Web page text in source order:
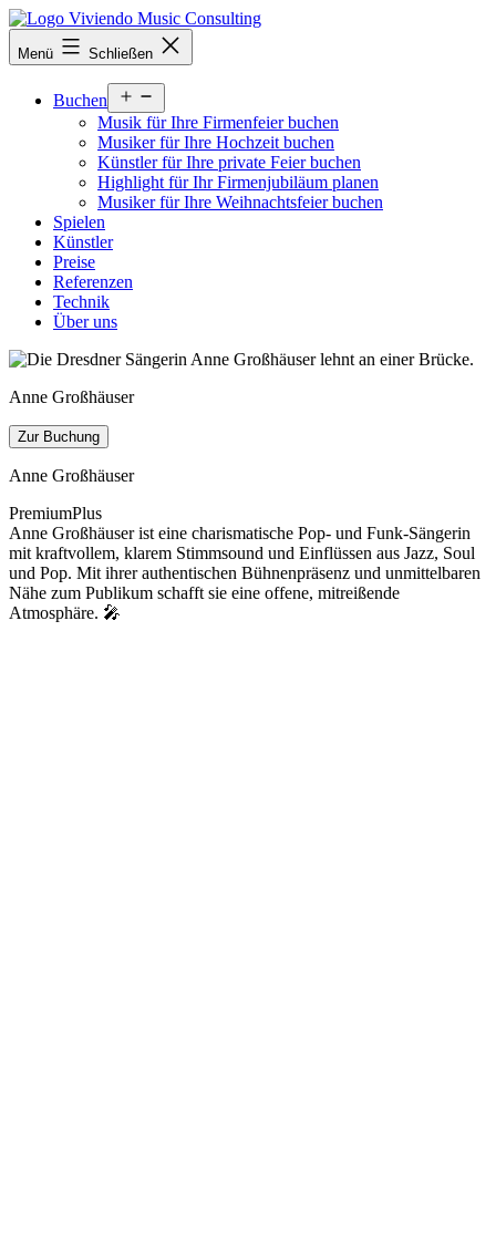
Zum
Inhalt
springen
viviendomusic.com
Menü Schließen
Buchen
öffnen
Musik für Ihre Firmenfeier buchen
Musiker für Ihre Hochzeit buchen
Künstler für Ihre private Feier buchen
Highlight für Ihr Firmenjubiläum planen
Musiker für Ihre Weihnachtsfeier buchen
Spielen
Künstler
Preise
Referenzen
Technik
Über uns
Anne Großhäuser
Zur Buchung
Anne Großhäuser
PremiumPlus
Anne Großhäuser ist eine charismatische Pop- und Funk-Sängerin
mit kraftvollem, klarem Stimmsound und Einflüssen aus Jazz, Soul
und Pop. Mit ihrer authentischen Bühnenpräsenz und unmittelbaren
Nähe zum Publikum schafft sie eine offene, mitreißende
Atmosphäre. 🎤